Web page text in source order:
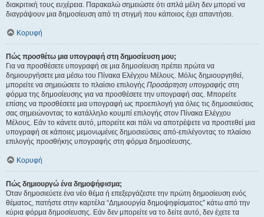
διακριτική τους ευχέρεια. Παρακαλώ σημειώστε ότι απλά μέλη δεν μπορεί να
διαγράψουν μια δημοσίευση από τη στιγμή που κάποιος έχει απαντήσει.
Κορυφή
Πώς προσθέτω μια υπογραφή στη δημοσίευση μου;
Για να προσθέσετε υπογραφή σε μια δημοσίευση πρέπει πρώτα να
δημιουργήσετε μια μέσω του Πίνακα Ελέγχου Μέλους. Μόλις δημιουργηθεί,
μπορείτε να σημειώσετε το πλαίσιο επιλογής Προσάρτηση υπογραφής στη
φόρμα της δημοσίευσης για να προσθέσετε την υπογραφή σας. Μπορείτε
επίσης να προσθέσετε μια υπογραφή ως προεπιλογή για όλες τις δημοσιεύσεις
σας σημειώνοντας το κατάλληλο κουμπί επιλογής στον Πίνακα Ελέγχου
Μέλους. Εάν το κάνετε αυτό, μπορείτε και πάλι να αποτρέψετε να προστεθεί μια
υπογραφή σε κάποιες μεμονωμένες δημοσιεύσεις από-επιλέγοντας το πλαίσιο
επιλογής προσθήκης υπογραφής στη φόρμα δημοσίευσης.
Κορυφή
Πώς δημιουργώ ένα δημοψήφισμα;
Όταν δημοσιεύετε ένα νέο θέμα ή επεξεργάζεστε την πρώτη δημοσίευση ενός
θέματος, πατήστε στην καρτέλα “Δημιουργία δημοψηφίσματος” κάτω από την
κύρια φόρμα δημοσίευσης. Εάν δεν μπορείτε να το δείτε αυτό, δεν έχετε τα